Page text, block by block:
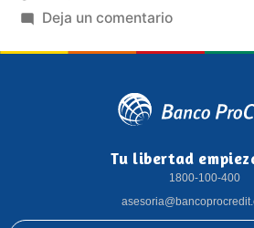
Deja un comentario
Tu libertad
1800-100-400